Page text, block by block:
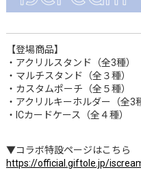
【登場商品】
・アクリルスタンド（全3種）
・マルチスタンド（全３種）
・カスタムポーチ（全５種）
・アクリルキーホルダー（全3
・ICカードケース（全４種）
▼コラボ特設ページはこちら
https://official.giftole.jp/